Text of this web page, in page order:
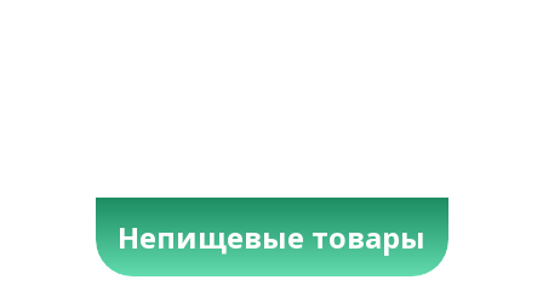
Непищевые товары